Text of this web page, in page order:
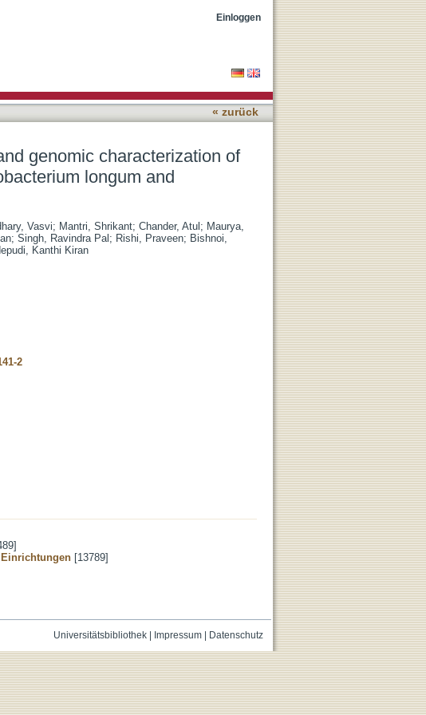
Einloggen
« zurück
genomic characterization of
longum and
Vasvi; Mantri, Shrikant; Chander, Atul ; Maurya,
; Singh, Ravindra Pal ; Rishi, Praveen; Bishnoi,
Kanthi Kiran
2
[13789]
Universitätsbibliothek| Impressum| Datenschutz